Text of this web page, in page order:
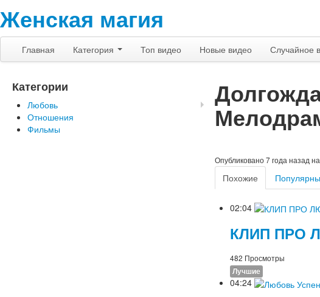
Женская магия
Главная
Категория Топ видео Новые видео Случайное
Категории
Любовь
Отношения
Фильмы
Опубликовано7 года назад на
Похожие
02:04
КЛИП ПРО
482 Просмотры
Лучшие
04:24